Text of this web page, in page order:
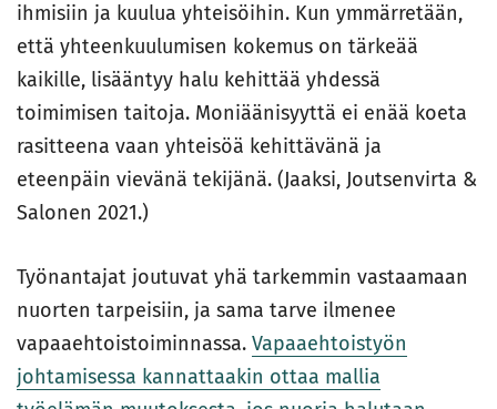
ihmisiin ja kuulua yhteisöihin. Kun ymmärretään,
että yhteenkuulumisen kokemus on tärkeää
kaikille, lisääntyy halu kehittää yhdessä
toimimisen taitoja. Moniäänisyyttä ei enää koeta
rasitteena vaan yhteisöä kehittävänä ja
eteenpäin vievänä tekijänä. (Jaaksi, Joutsenvirta &
Salonen 2021.)
Työnantajat joutuvat yhä tarkemmin vastaamaan
nuorten tarpeisiin, ja sama tarve ilmenee
vapaaehtoistoiminnassa. Vapaaehtoistyön
johtamisessa kannattaakin ottaa mallia